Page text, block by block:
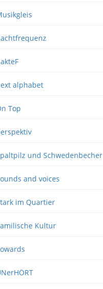
alphabet
Top
und Schwedenbecher
and voices
im Quartier
Kultur